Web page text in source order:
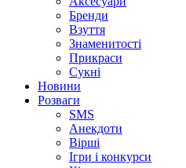
Бренди
Взуття
Знаменитості
Прикраси
Сукні
Новини
Розваги
SMS
Анекдоти
Вірші
Ігри і конкурси